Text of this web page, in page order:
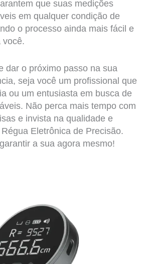
que suas medições
em qualquer condição de
o processo ainda mais fácil e
você.
dar o próximo passo na sua
seja você um profissional que
ou um entusiasta em busca de
Não perca mais tempo com
e invista na qualidade e
Eletrônica de Precisão.
a sua agora mesmo!